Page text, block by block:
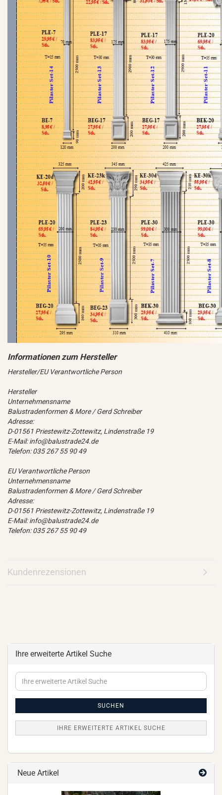
Hersteller/EU Verantwortliche Person
Hersteller
Unternehmensname
Balustradenformen & More / Gerd Schreiber
Adresse:
D-01561 Priestewitz-Zottewitz, Lindenstraße 19
E-Mail: info@balustrade24.de
Telefon: 035 267 55 90 49
EU Verantwortliche Person
Unternehmensname
Balustradenformen & More / Gerd Schreiber
Adresse:
D-01561 Priestewitz-Zottewitz, Lindenstraße 19
E-Mail: info@balustrade24.de
Telefon: 035 267 55 90 49
Kundenrezensionen
Ihre erweiterte Artikel Suche
Ihre
erweiterte
SUCHEN
IHRE ERWEITERTE ARTIKEL SUCHE
Neue Artikel